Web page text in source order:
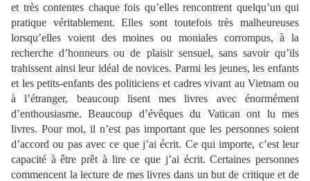
et très contentes chaque fois qu’elles rencontrent quelqu’un qui
pratique véritablement. Elles sont toutefois très malheureuses
lorsqu’elles voient des moines ou moniales corrompus, à la
recherche d’honneurs ou de plaisir sensuel, sans savoir qu’ils
trahissent ainsi leur idéal de novices. Parmi les jeunes, les enfants
et les petits-enfants des politiciens et cadres vivant au Vietnam ou
à l’étranger, beaucoup lisent mes livres avec énormément
d’enthousiasme. Beaucoup d’évêques du Vatican ont lu mes
livres. Pour moi, il n’est pas important que les personnes soient
d’accord ou pas avec ce que j’ai écrit. Ce qui importe, c’est leur
capacité à être prêt à lire ce que j’ai écrit. Certaines personnes
commencent la lecture de mes livres dans un but de critique et de